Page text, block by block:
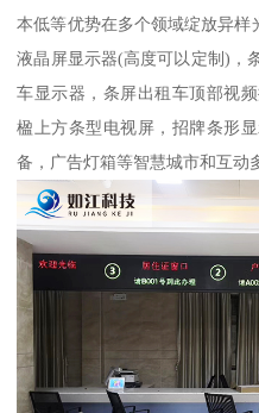
本低等优势在多个领域绽放异样
液晶屏显示器(高度可以定制)，
车显示器，条屏出租车顶部视
楹上方条型电视屏，招牌条形
备，广告灯箱等智慧城市和互动